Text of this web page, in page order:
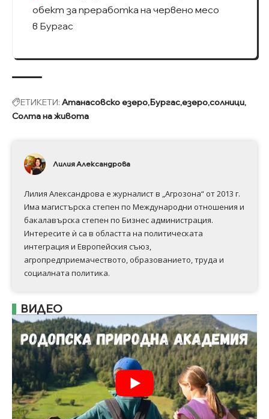
обект за преработка на червено месо
в Бургас
ЕТИКЕТИ: Атанасовско езеро Бургасезеросолници
Солта на живота
Лилия Александрова
Лилия Александрова е журналист в „Агрозона“ от 2013 г.
Има магистърска степен по Международни отношения и
бакалавърска степен по Бизнес администрация.
Интересите ѝ са в областта на политическата
интеграция и Европейския съюз,
агропредприемачеството, образованието, труда и
социалната политика.
ВИДЕО